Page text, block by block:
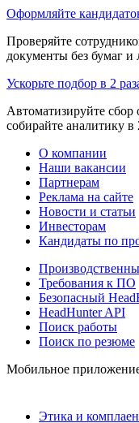
Оформляйте
Проверяйте
документы без бумаг и
Ускорьте подбор в 2
Автоматизируйте сбор
собирайте аналитику в
О компании
Наши вакансии
Партнерам
Реклама на сайте
Новости и статьи
Инвесторам
Кандидаты по
Требования к ПО
Безопасный
HeadHunter API
Поиск работы
Поиск по резюме
Мобильное
Этика и